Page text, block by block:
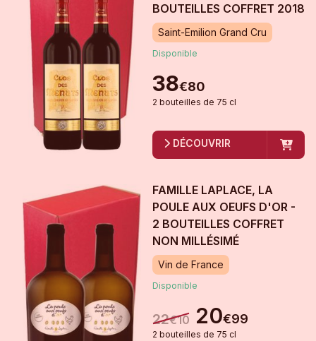
BOUTEILLES COFFRET 2018
Saint-Emilion Grand Cru
Disponible
38€80
2 bouteilles de 75 cl
DÉCOUVRIR
FAMILLE LAPLACE, LA
POULE AUX OEUFS D'OR -
2 BOUTEILLES COFFRET
NON MILLÉSIMÉ
Vin de France
Disponible
22€10 20€99
2 bouteilles de 75 cl